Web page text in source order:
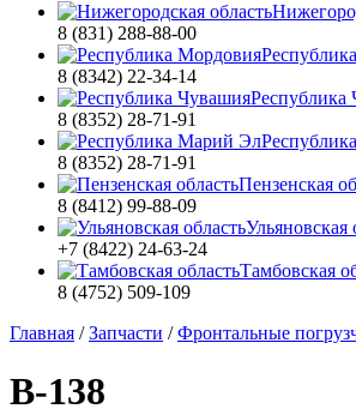
8 (831) 288-88-00
8 (8342) 22-34-14
Республика
8 (8352) 28-71-91
8 (8352) 28-71-91
Пензенская
8 (8412) 99-88-09
Ульяновская
+7 (8422) 24-63-24
Тамбовская
8 (4752) 509-109
Главная /Запчасти /Фронтальные
В-138